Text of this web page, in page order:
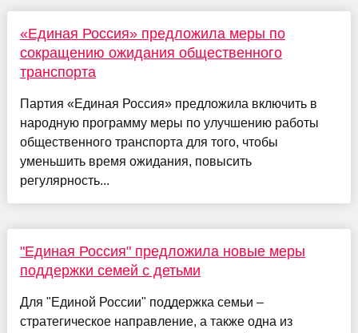
«Единая Россия» предложила меры по
сокращению ожидания общественного
транспорта
Партия «Единая Россия» предложила включить в
народную программу меры по улучшению работы
общественного транспорта для того, чтобы
уменьшить время ожидания, повысить
регулярность...
"Единая Россия" предложила новые меры
поддержки семей с детьми
Для "Единой России" поддержка семьи –
стратегическое направление, а также одна из